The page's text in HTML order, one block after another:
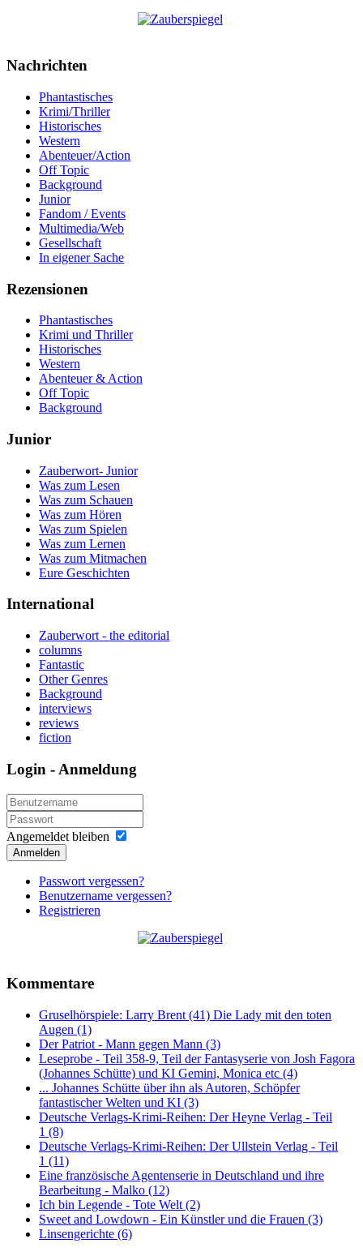
Nachrichten
Phantastisches
Krimi/Thriller
Historisches
Western
Abenteuer/Action
Off Topic
Background
Junior
Fandom / Events
Multimedia/Web
Gesellschaft
In eigener Sache
Rezensionen
Phantastisches
Krimi und Thriller
Historisches
Western
Abenteuer & Action
Off Topic
Background
Junior
Zauberwort- Junior
Was zum Lesen
Was zum Schauen
Was zum Hören
Was zum Spielen
Was zum Lernen
Was zum Mitmachen
Eure Geschichten
International
Zauberwort - the editorial
columns
Fantastic
Other Genres
Background
interviews
reviews
fiction
Login - Anmeldung
Angemeldet bleiben
Anmelden
Passwort vergessen?
Benutzername vergessen?
Registrieren
Kommentare
Gruselhörspiele: Larry Brent (41) Die Lady mit den toten
Augen (1)
Der Patriot - Mann gegen Mann (3)
Leseprobe - Teil 358-9, Teil der Fantasyserie von Josh Fagora
(Johannes Schütte) und KI Gemini, Monica etc (4)
... Johannes Schütte über ihn als Autoren, Schöpfer
fantastischer Welten und KI (3)
Deutsche Verlags-Krimi-Reihen: Der Heyne Verlag - Teil
1 (8)
Deutsche Verlags-Krimi-Reihen: Der Ullstein Verlag - Teil
1 (11)
Eine französische Agentenserie in Deutschland und ihre
Bearbeitung - Malko (12)
Ich bin Legende - Tote Welt (2)
Sweet and Lowdown - Ein Künstler und die Frauen (3)
Linsengerichte (6)